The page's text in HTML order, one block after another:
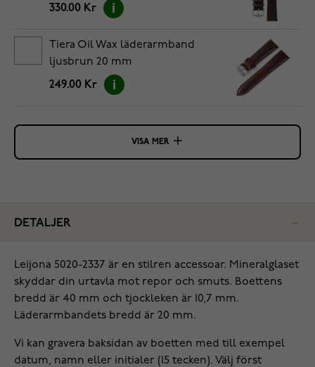
330.00 Kr
Tiera Oil Wax läderarmband
ljusbrun 20 mm
249.00 Kr
VISA MER
DETALJER
Leijona 5020-2337 är en stilren accessoar. Mineralglaset
skyddar din urtavla mot repor och smuts. Boettens
bredd är 40 mm och tjockleken är 10,7 mm.
Läderarmbandets bredd är 20 mm.
Vi kan gravera baksidan av boetten med till exempel
datum, namn eller initialer (15 tecken). Välj först